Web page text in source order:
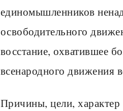
единомышленников
освободительного
восстание, охватившее
всенародного
Причины, цели,